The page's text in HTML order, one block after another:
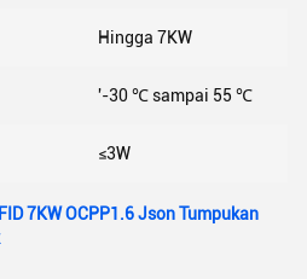
Hingga 7KW
'-30 ℃ sampai 55 ℃
≤3W
7KW OCPP1.6 Json Tumpukan